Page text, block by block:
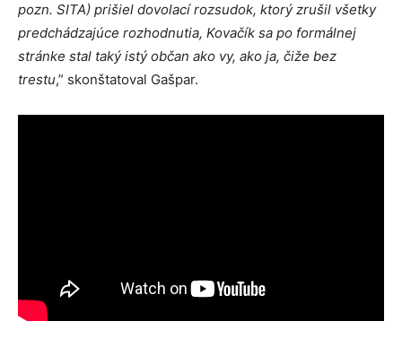
pozn. SITA) prišiel dovolací rozsudok, ktorý zrušil všetky
predchádzajúce rozhodnutia, Kovačík sa po formálnej
stránke stal taký istý občan ako vy, ako ja, čiže bez
trestu,” skonštatoval Gašpar.